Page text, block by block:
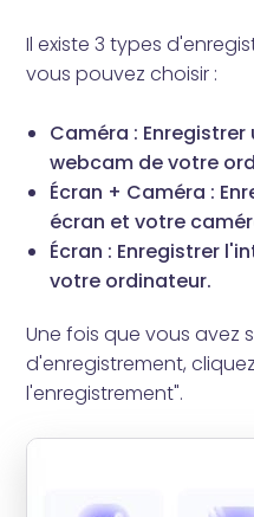
Il existe 3 types
vous pouvez choisir :
Caméra :
webcam de votre
Écran + Caméra :
écran et votre
Écran : Enregistrer
votre ordinateur.
Une fois que vous avez
d'enregistrement,
l'enregistrement".